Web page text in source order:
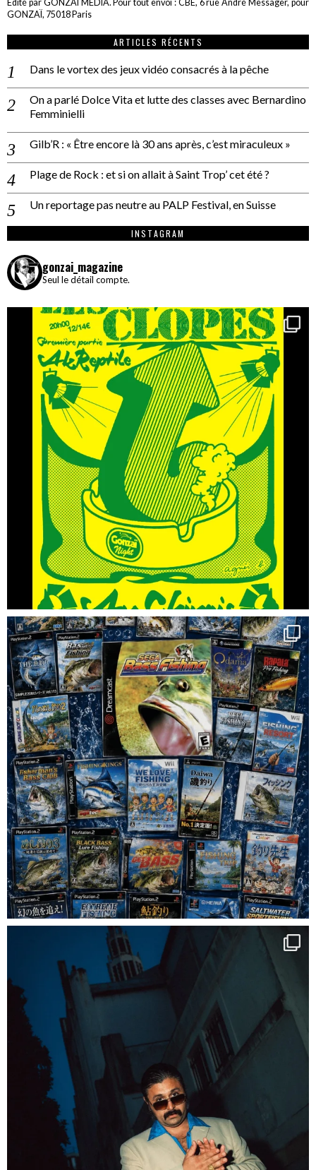
Edité par GONZAÏ MEDIA. Pour tout envoi : CBE, 6 rue André Messager, pour
GONZAÏ, 75018 Paris
ARTICLES RÉCENTS
Dans le vortex des jeux vidéo consacrés à la pêche
On a parlé Dolce Vita et lutte des classes avec Bernardino
Femminielli
Gilb’R : « Être encore là 30 ans après, c’est miraculeux »
Plage de Rock : et si on allait à Saint Trop’ cet été ?
Un reportage pas neutre au PALP Festival, en Suisse
INSTAGRAM
gonzai_magazine
Seul le détail compte.